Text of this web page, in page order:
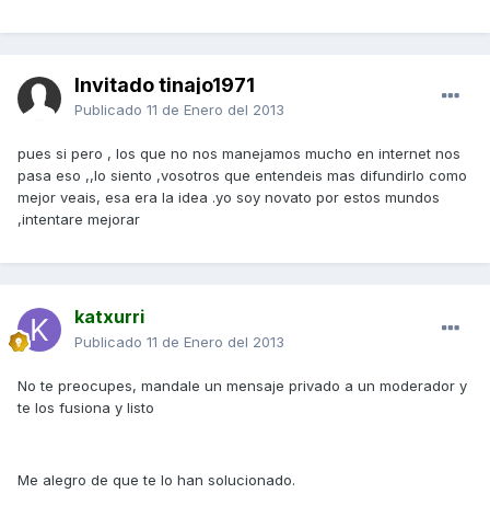
Invitado tinajo1971
Publicado 11 de Enero del 2013
pues si pero , los que no nos manejamos mucho en internet nos
pasa eso ,,lo siento ,vosotros que entendeis mas difundirlo como
mejor veais, esa era la idea .yo soy novato por estos mundos
,intentare mejorar
katxurri
Publicado 11 de Enero del 2013
No te preocupes, mandale un mensaje privado a un moderador y
te los fusiona y listo
Me alegro de que te lo han solucionado.